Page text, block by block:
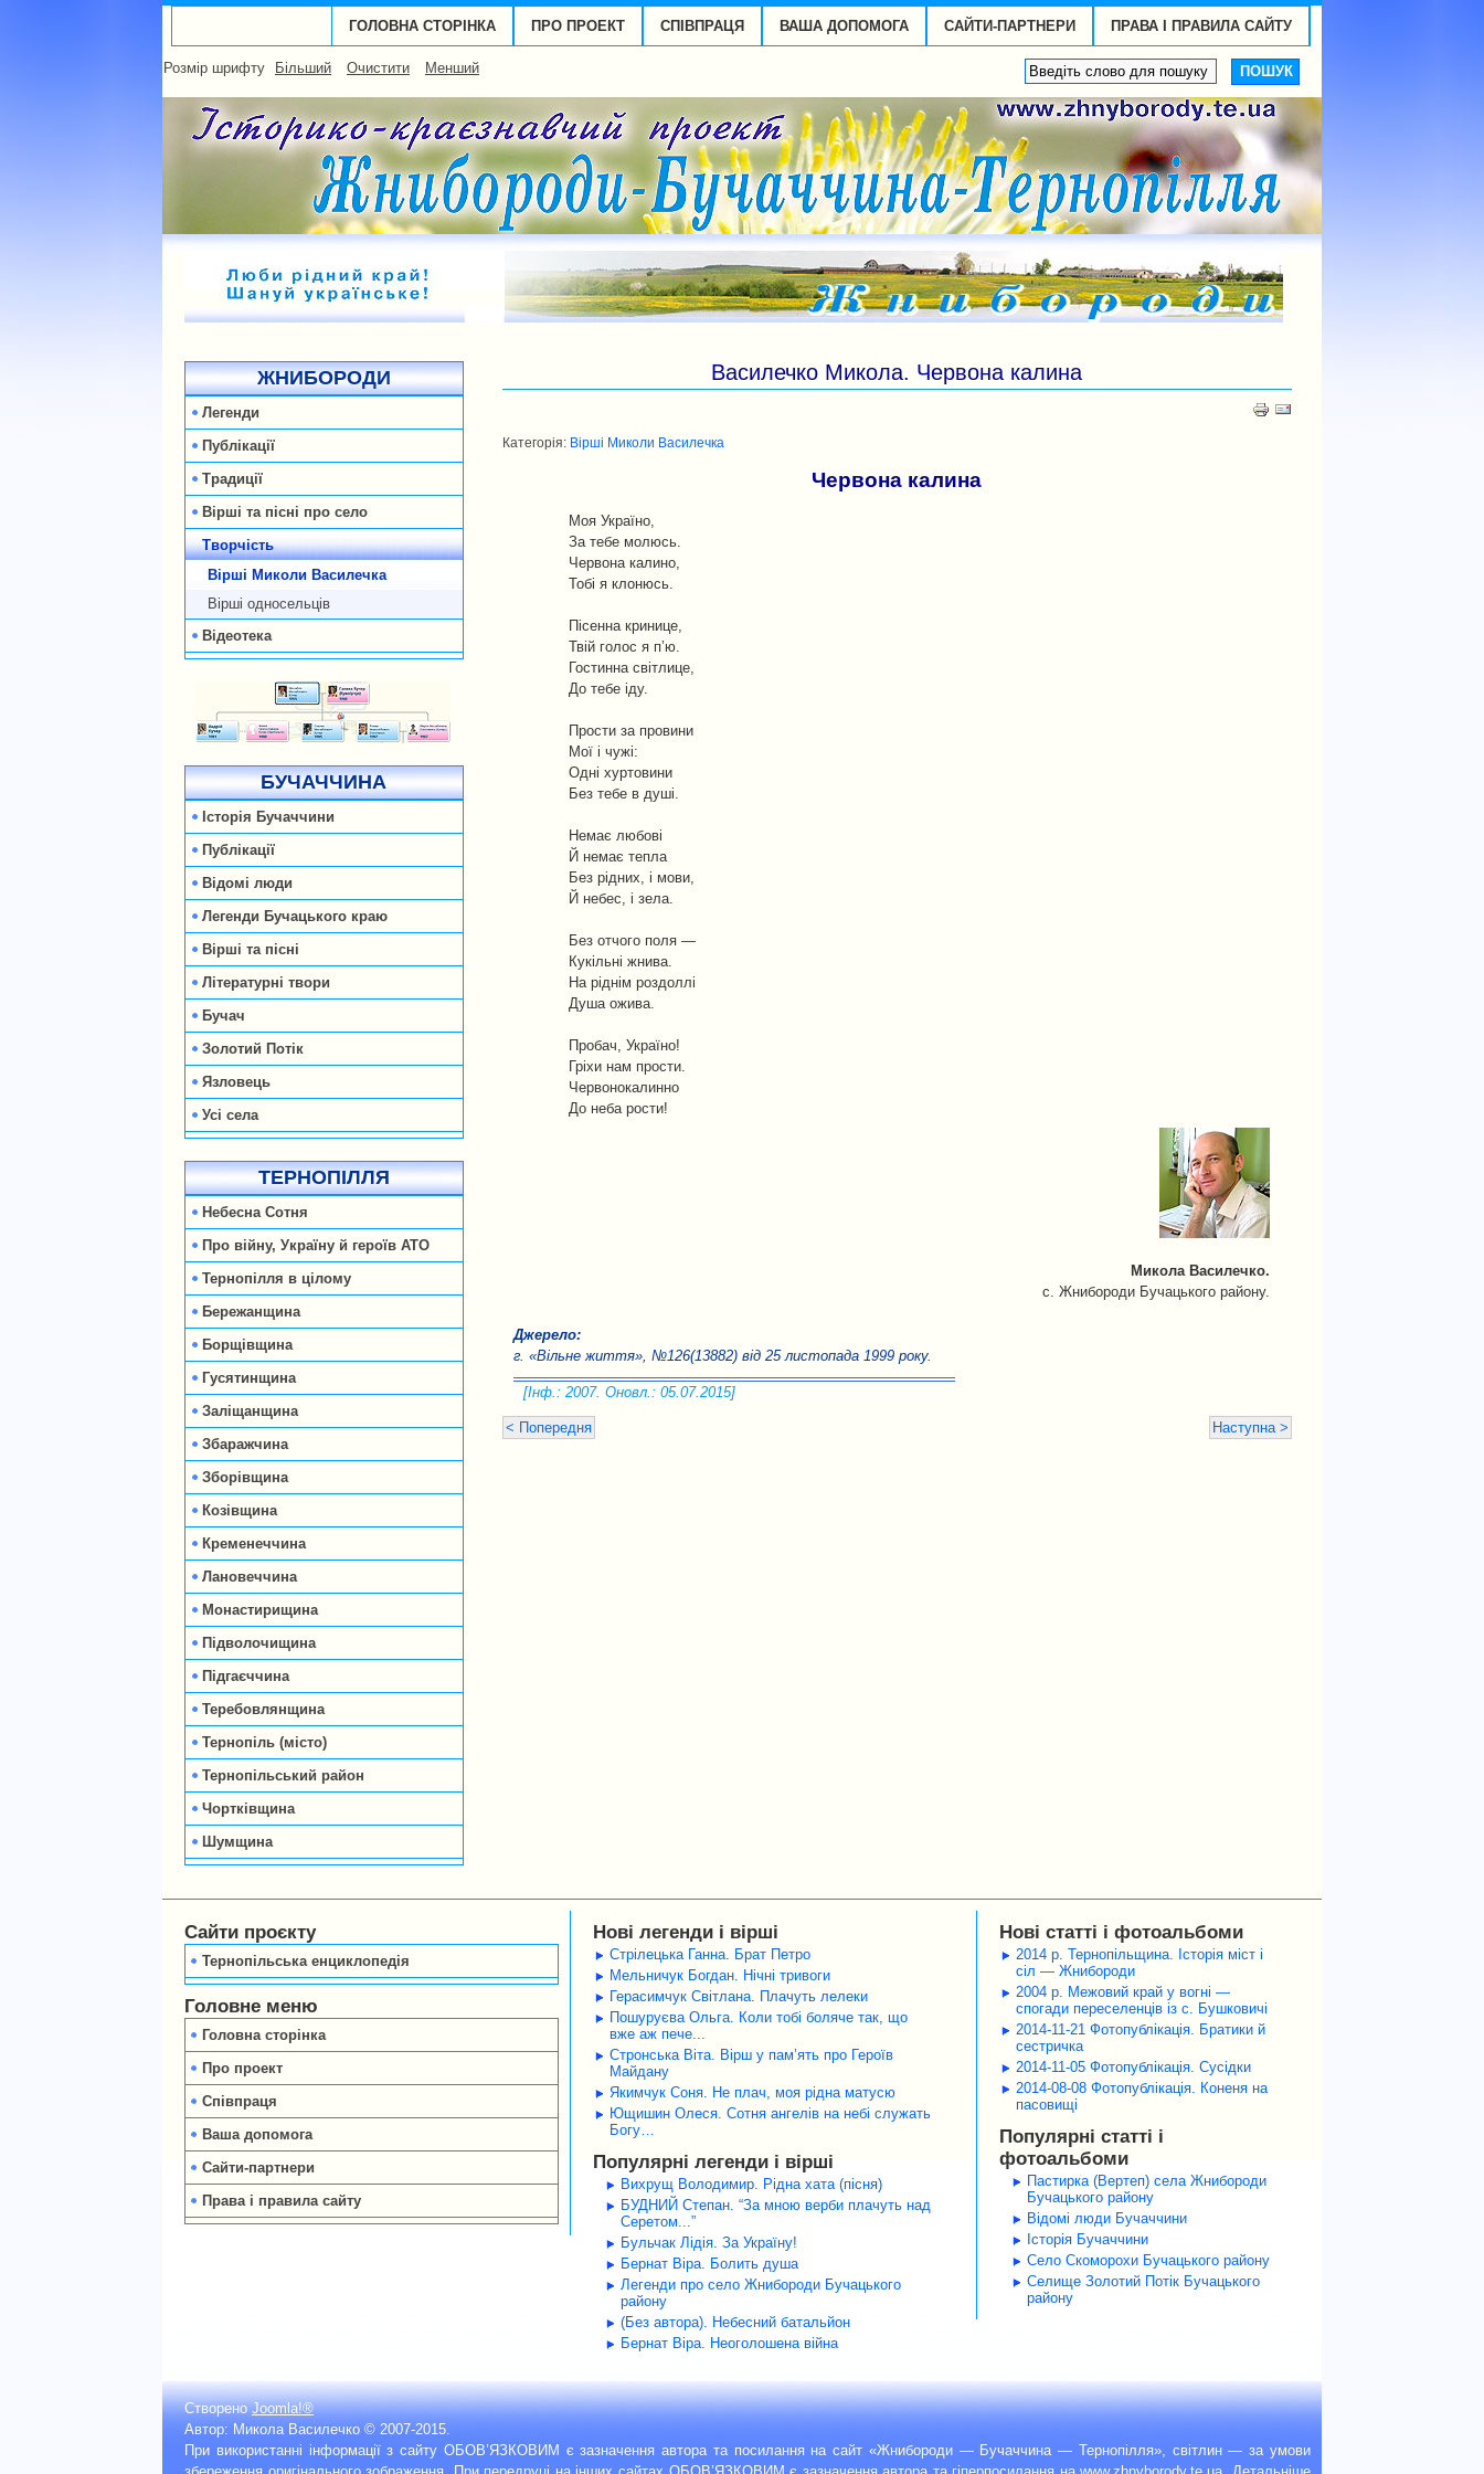
ГОЛОВНА СТОРІНКА ПРО ПРОЕКТ СПІВПРАЦЯ ВАША ДОПОМОГА САЙТИ-ПАРТНЕРИ ПРАВА І ПРАВИЛА САЙТУ
Розмір шрифту Більший Очистити Менший
ЖНИБОРОДИ
Легенди
Публікації
Традиції
Вірші та пісні про село
Творчість
Вірші Миколи Василечка
Вірші односельців
Відеотека
БУЧАЧЧИНА
Історія Бучаччини
Публікації
Відомі люди
Легенди Бучацького краю
Вірші та пісні
Літературні твори
Бучач
Золотий Потік
Язловець
Усі села
ТЕРНОПІЛЛЯ
Небесна Сотня
Про війну, Україну й героїв АТО
Тернопілля в цілому
Бережанщина
Борщівщина
Гусятинщина
Заліщанщина
Збаражчина
Зборівщина
Козівщина
Кременеччина
Лановеччина
Монастирищина
Підволочищина
Підгаєччина
Теребовлянщина
Тернопіль (місто)
Тернопільський район
Чортківщина
Шумщина
Василечко Микола. Червона калина
Категорія: Вірші Миколи Василечка
Червона калина
Моя Україно,
За тебе молюсь.
Червона калино,
Тобі я клонюсь.
Пісенна кринице,
Твій голос я п’ю.
Гостинна світлице,
До тебе іду.
Прости за провини
Мої і чужі:
Одні хуртовини
Без тебе в душі.
Немає любові
Й немає тепла
Без рідних, і мови,
Й небес, і зела.
Без отчого поля —
Кукільні жнива.
На ріднім роздоллі
Душа ожива.
Пробач, Україно!
Гріхи нам прости.
Червонокалинно
До неба рости!
Микола Василечко.
с. Жнибороди Бучацького району.
Джерело:
г. «Вільне життя», №126(13882) від 25 листопада 1999 року.
[Інф.: 2007. Оновл.: 05.07.2015]
< Попередня Наступна >
Сайти проєкту
Тернопільська енциклопедія
Головне меню
Головна сторінка
Про проект
Співпраця
Ваша допомога
Сайти-партнери
Права і правила сайту
Нові легенди і вірші
Стрілецька Ганна. Брат Петро
Мельничук Богдан. Нічні тривоги
Герасимчук Світлана. Плачуть лелеки
Пошуруєва Ольга. Коли тобі боляче так, що
вже аж пече...
Стронська Віта. Вірш у пам’ять про Героїв
Майдану
Якимчук Соня. Не плач, моя рідна матусю
Ющишин Олеся. Сотня ангелів на небі служать
Богу…
Популярні легенди і вірші
Вихрущ Володимир. Рідна хата (пісня)
БУДНИЙ Степан. “За мною верби плачуть над
Серетом...”
Бульчак Лідія. За Україну!
Бернат Віра. Болить душа
Легенди про село Жнибороди Бучацького
району
(Без автора). Небесний батальйон
Бернат Віра. Неоголошена війна
Нові статті і фотоальбоми
2014 р. Тернопільщина. Історія міст і
сіл — Жнибороди
2004 р. Межовий край у вогні —
спогади переселенців із с. Бушковичі
2014-11-21 Фотопублікація. Братики й
сестричка
2014-11-05 Фотопублікація. Сусідки
2014-08-08 Фотопублікація. Коненя на
пасовищі
Популярні статті і
фотоальбоми
Пастирка (Вертеп) села Жнибороди
Бучацького району
Відомі люди Бучаччини
Історія Бучаччини
Село Скоморохи Бучацького району
Селище Золотий Потік Бучацького
району
СтвореноJoomla!®
Автор: Микола Василечко © 2007-2015.
При використанні інформації з сайту ОБОВ’ЯЗКОВИМ є зазначення автора та посилання на сайт «Жнибороди — Бучаччина — Тернопілля», світлин — за умови